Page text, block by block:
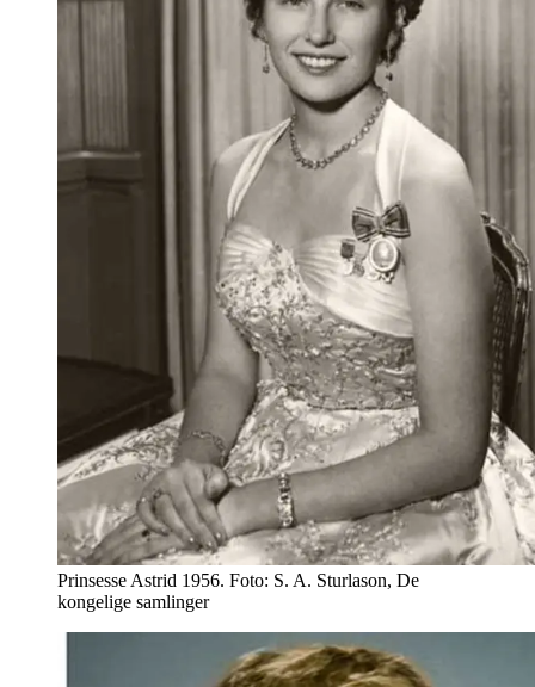
Prinsesse Astrid 1956. Foto: S. A. Sturlason, De
kongelige samlinger